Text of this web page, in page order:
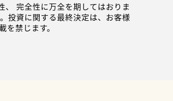
、 完全性に万全を期してはおりま
投資に関する最終決定は、お客様
を禁じます。